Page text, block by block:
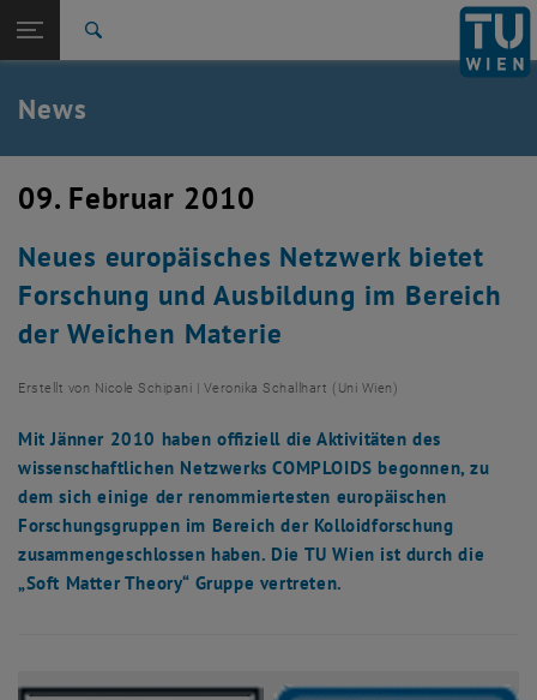
TU Login
Quicklinks
Quicklinks-Menü umschalten
Studium
Zurück: Subseiten von Aktuelles auflisten
Zurück zur letzten Ebene:
Aktuelles
News
News
09. Februar 2010
Neues europäisches Netzwerk bietet
Forschung und Ausbildung im Bereich
der Weichen Materie
Erstellt von Nicole Schipani | Veronika Schallhart (Uni Wien)
Mit Jänner 2010 haben offiziell die Aktivitäten des
wissenschaftlichen Netzwerks COMPLOIDS begonnen, zu
dem sich einige der renommiertesten europäischen
Forschungsgruppen im Bereich der Kolloidforschung
zusammengeschlossen haben. Die TU Wien ist durch die
„Soft Matter Theory“ Gruppe vertreten.